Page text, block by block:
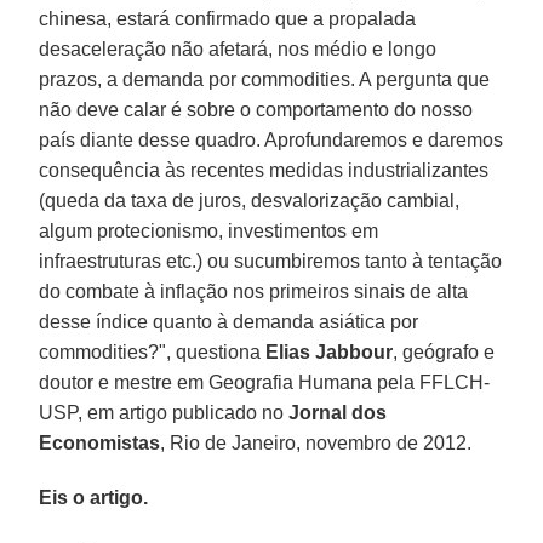
chinesa, estará confirmado que a propalada
desaceleração não afetará, nos médio e longo
prazos, a demanda por commodities. A pergunta que
não deve calar é sobre o comportamento do nosso
país diante desse quadro. Aprofundaremos e daremos
consequência às recentes medidas industrializantes
(queda da taxa de juros, desvalorização cambial,
algum protecionismo, investimentos em
infraestruturas etc.) ou sucumbiremos tanto à tentação
do combate à inflação nos primeiros sinais de alta
desse índice quanto à demanda asiática por
commodities?", questiona Elias Jabbour, geógrafo e
doutor e mestre em Geografia Humana pela FFLCH-
USP, em artigo publicado noJornal dos
Economistas, Rio de Janeiro, novembro de 2012.
Eis o artigo.